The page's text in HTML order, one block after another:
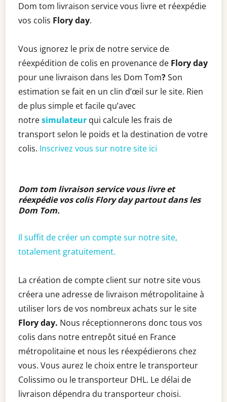
Dom tom livraison service vous livre et réexpédie
vos colis Flory day.
Vous ignorez le prix de notre service de
réexpédition de colis en provenance de Flory day
pour une livraison dans les Dom Tom?Son
estimation se fait en un clin d’œil sur le site. Rien
de plus simple et facile qu’avec
notresimulateur qui calcule les frais de
transport selon le poids et la destination de votre
colis. Inscrivez vous sur notre site ici
Dom tom livraison service vous livre et
réexpédie vos colisFlory daypartout dans les
Dom Tom.
Il suffit de créer un compte sur notre site,
totalement gratuitement.
La création de compte client sur notre site vous
créera une adresse de livraison métropolitaine à
utiliser lors de vos nombreux achats sur le site
Flory day. Nous réceptionnerons donc tous vos
colis dans notre entrepôt situé en France
métropolitaine et nous les réexpédierons chez
vous. Vous aurez le choix entre le transporteur
Colissimo ou le transporteur DHL. Le délai de
livraison dépendra du transporteur choisi.